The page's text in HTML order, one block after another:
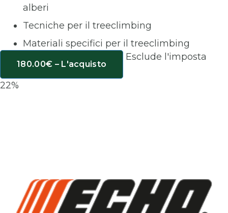
alberi
Tecniche per il treeclimbing
Materiali specifici per il treeclimbing
180.00€ – L'acquisto
Esclude l'imposta
22%